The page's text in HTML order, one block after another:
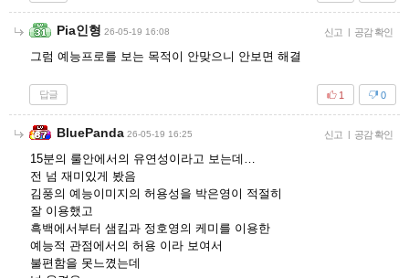
Pia인형 26-05-19 16:08 신고 | 공감 확인
그럼 예능프로를 보는 목적이 안맞으니 안보면 해결
답글 0
1
BluePanda 26-05-19 16:25 신고 | 공감 확인
15분의 룰안에서의 유연성이라고 보는데…
전 넘 재미있게 봤음
김풍의 예능이미지의 허용성을 박은영이 적절히
잘 이용했고
흑백에서부터 샘킴과 정호영의 케미를 이용한
예능적 관점에서의 허용 이라 보여서
불편함을 못느꼈는데